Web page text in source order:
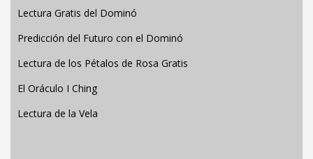
Lectura Gratis del Dominó
Predicción del Futuro con el Dominó
Lectura de los Pétalos de Rosa Gratis
El Oráculo I Ching
Lectura de la Vela